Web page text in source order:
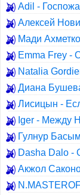
Adil - Госпожа
Алексей
Мади
Emma Frey -
Natalia
Диана
Лисицын -
Iger - Между
Гулнур
Dasha Dalo -
Акжол